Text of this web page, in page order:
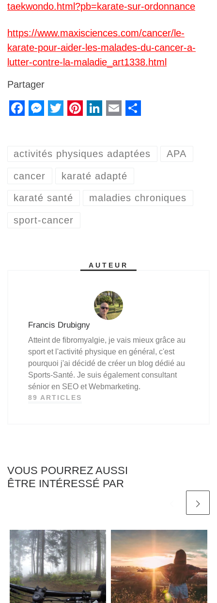
taekwondo.html?pb=karate-sur-ordonnance
https://www.maxisciences.com/cancer/le-
karate-pour-aider-les-malades-du-cancer-a-
lutter-contre-la-maladie_art1338.html
Partager
c
e
o
o
s
s
n
g
i
e
r
n
t
r
e
n
k
d
a
i
a
r
activités physiques adaptées APA
cancer karaté adapté
karaté santé maladies chroniques
sport-cancer
AUTEUR
Francis Drubigny
Atteint de fibromyalgie, je vais mieux grâce au
sport et l'activité physique en général, c'est
pourquoi j'ai décidé de créer un blog dédié au
Sports-Santé. Je suis également consultant
sénior en SEO et Webmarketing.
89 ARTICLES
VOUS POURREZ AUSSI
ÊTRE INTÉRESSÉ PAR